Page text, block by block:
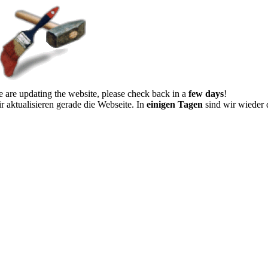
are updating the website, please check back in a few days!
aktualisieren gerade die Webseite. In einigen Tagen sind wir wieder